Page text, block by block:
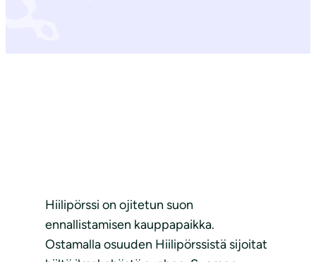
Hiilipörssi on ojitetun suon
ennallistamisen kauppapaikka.
Ostamalla osuuden Hiilipörssistä sijoitat